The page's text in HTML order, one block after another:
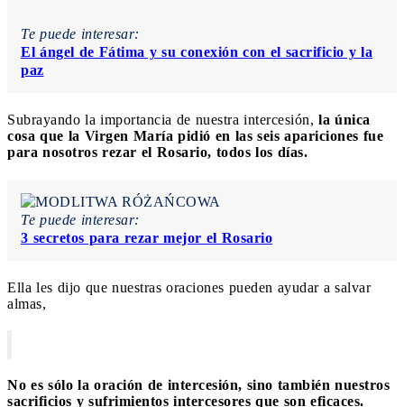
Te puede interesar:
El ángel de Fátima y su conexión con el sacrificio y la
paz
Subrayando la importancia de nuestra intercesión, la única
cosa que la Virgen María pidió en las seis apariciones fue
para nosotros rezar el Rosario, todos los días.
Te puede interesar:
3 secretos para rezar mejor el Rosario
Ella les dijo que nuestras oraciones pueden ayudar a salvar
almas,
No es sólo la oración de intercesión, sino también nuestros
sacrificios y sufrimientos intercesores que son eficaces.